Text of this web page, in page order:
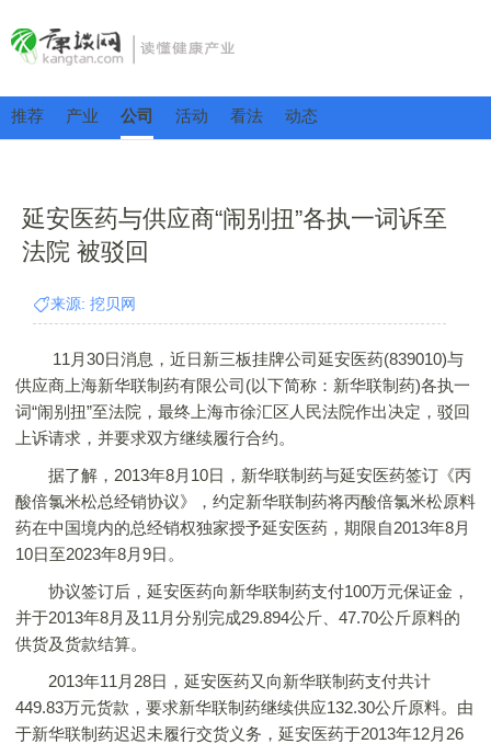
推荐 产业 公司 活动 看法 动态
延安医药与供应商“闹别扭”各执一词诉至
法院 被驳回
来源: 挖贝网
11月30日消息，近日新三板挂牌公司延安医药(839010)与
供应商上海新华联制药有限公司(以下简称：新华联制药)各执一
词“闹别扭”至法院，最终上海市徐汇区人民法院作出决定，驳回
上诉请求，并要求双方继续履行合约。
据了解，2013年8月10日，新华联制药与延安医药签订《丙
酸倍氯米松总经销协议》，约定新华联制药将丙酸倍氯米松原料
药在中国境内的总经销权独家授予延安医药，期限自2013年8月
10日至2023年8月9日。
协议签订后，延安医药向新华联制药支付100万元保证金，
并于2013年8月及11月分别完成29.894公斤、47.70公斤原料的
供货及货款结算。
2013年11月28日，延安医药又向新华联制药支付共计
449.83万元货款，要求新华联制药继续供应132.30公斤原料。由
于新华联制药迟迟未履行交货义务，延安医药于2013年12月26